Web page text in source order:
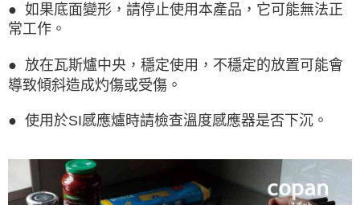
● 如果底面變形，請停止使用本產品，它可能無法正
常工作。
● 放在瓦斯爐中央，穩定使用，不穩定的放置可能會
導致傾斜造成灼傷或受傷。
● 使用於SI感應爐時請檢查溫度感應器是否下沉。